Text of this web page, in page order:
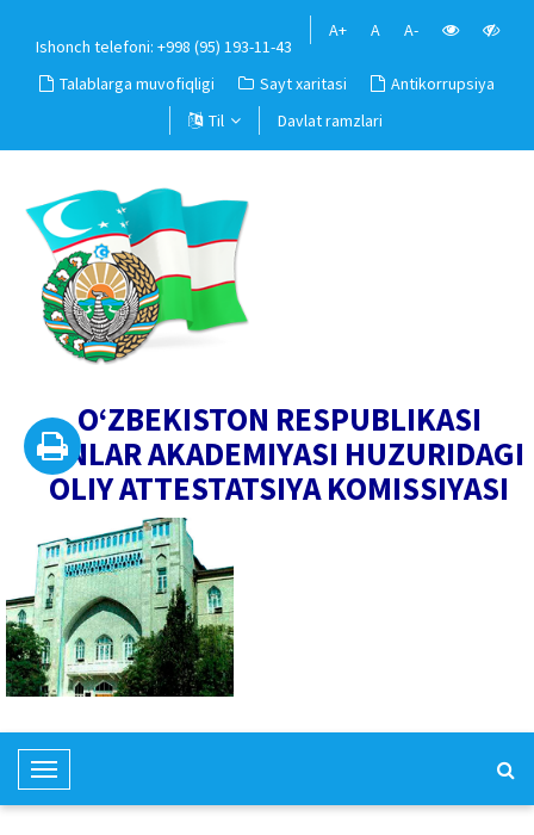
Ishonch telefoni: +998 (95) 193-11-43
A+ A A-
Talablarga muvofiqligi Sayt xaritasi
Antikorrupsiya
Til
Davlat ramzlari
O‘ZBEKISTON RESPUBLIKASI
FANLAR AKADEMIYASI HUZURIDAGI
OLIY ATTESTATSIYA KOMISSIYASI
T
o